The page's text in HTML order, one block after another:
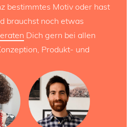
bestimmtes Motiv oder hast
brauchst noch etwas
Dich gern bei allen
Produkt- und